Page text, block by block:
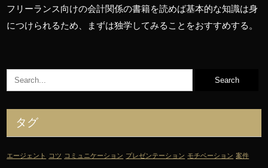
フリーランス向けの会計関係の書籍を読めば基本的な知識は身
につけられるため、まずは独学してみることをおすすめする。
タグ
エージェント コツ コミュニケーション プレゼンテーション モチベーション 案件